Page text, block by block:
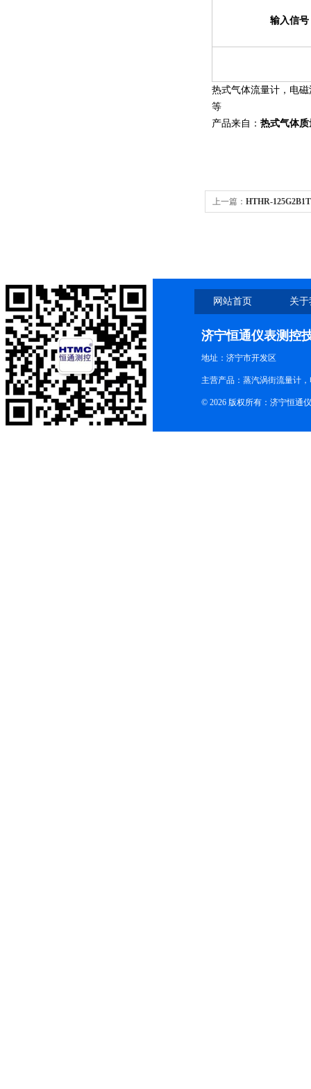
输入信号
热式气体流量计，电
等
产品来自： 热式气体
上一篇： HTHR-
网站首页 关
济宁恒通仪表测控
地址：济宁市开发区
主营产品：蒸汽涡街流量计
© 2026 版权所有：济宁恒通